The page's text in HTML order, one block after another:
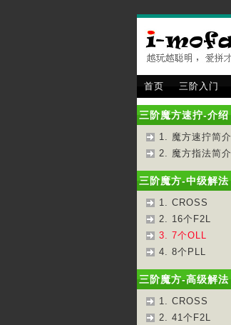
首页 三阶入门
三阶魔方速拧-介绍
1. 魔方速拧简介
2. 魔方指法简介
三阶魔方-中级解法
1. CROSS
2. 16个F2L
3. 7个OLL
4. 8个PLL
三阶魔方-高级解法
1. CROSS
2. 41个F2L